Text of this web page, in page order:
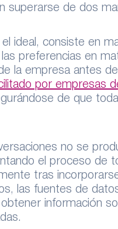
superarse de dos
ideal, consiste en
preferencias en
la empresa antes
por empresas
de que
no se
el proceso de
tras
las fuentes de
información